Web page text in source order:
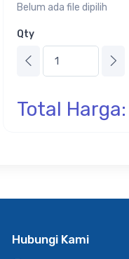
Belum ada file dipilih
Qty
Total Harga:
Hubungi Kami